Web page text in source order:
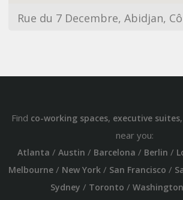
Rue du 7 Decembre, Abidjan,
Find co-working spaces, executive suites
near you:
Atlanta / Austin / Barcelona / Berlin /
Melbourne/ New York/ San Francisco /
Sydney / Toronto / Washington